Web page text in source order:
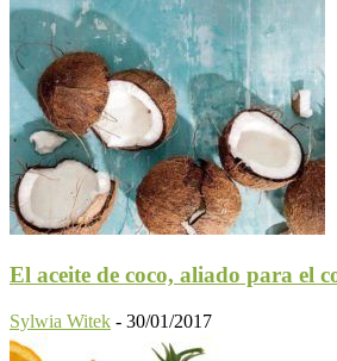
El aceite de coco, aliado para el
Sylwia Witek - 30/01/2017